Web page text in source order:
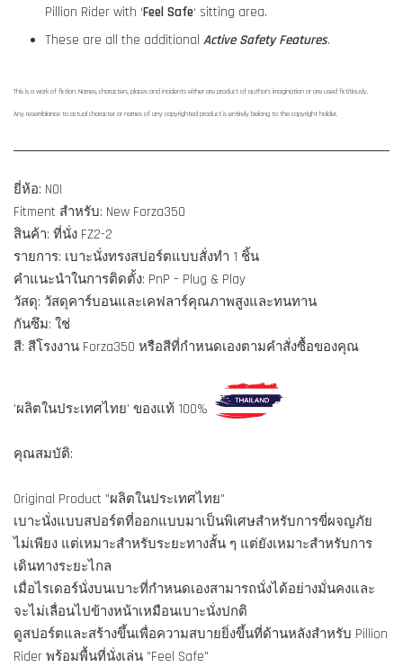
Pillion Rider with ‘Feel Safe‘ sitting area.
These are all the additional Active Safety Features.
This is a work of fiction. Names, characters, places and incidents either are product of author's imagination or are used fictitiously.
Any resemblance to actual character or names of any copyrighted product is entirely belong to the copyright holder.
ยี่ห้อ: NOI
Fitment สำหรับ: New Forza350
สินค้า: ที่นั่ง FZ2-2
รายการ: เบาะนั่งทรงสปอร์ตแบบสั่งทำ 1 ชิ้น
คำแนะนำในการติดตั้ง: PnP – Plug & Play
วัสดุ: วัสดุคาร์บอนและเคฟลาร์คุณภาพสูงและทนทาน
กันซึม: ใช่
สี: สีโรงงาน Forza350 หรือสีที่กำหนดเองตามคำสั่งซื้อของคุณ
'ผลิตในประเทศไทย' ของแท้ 100%
คุณสมบัติ:
Original Product "ผลิตในประเทศไทย"
เบาะนั่งแบบสปอร์ตที่ออกแบบมาเป็นพิเศษสำหรับการขี่ผจญภัย
ไม่เพียง แต่เหมาะสำหรับระยะทางสั้น ๆ แต่ยังเหมาะสำหรับการ
เดินทางระยะไกล
เมื่อไรเดอร์นั่งบนเบาะที่กำหนดเองสามารถนั่งได้อย่างมั่นคงและ
จะไม่เลื่อนไปข้างหน้าเหมือนเบาะนั่งปกติ
ดูสปอร์ตและสร้างขึ้นเพื่อความสบายยิ่งขึ้นที่ด้านหลังสำหรับ Pillion
Rider พร้อมพื้นที่นั่งเล่น "Feel Safe"